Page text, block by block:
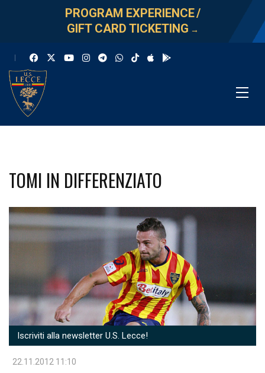
PROGRAM EXPERIENCE/
GIFT CARD TICKETING →
TOMI IN DIFFERENZIATO
Iscriviti alla newsletter U.S. Lecce!
22.11.2012 11:10